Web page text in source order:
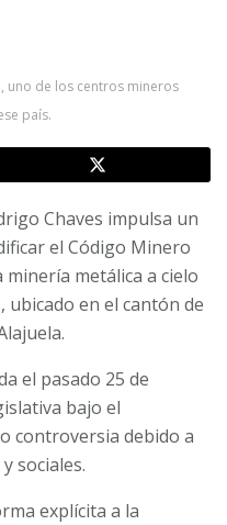
uno de los centros mineros
país.
Chaves impulsa un
el Código Minero
metálica a cielo
en el cantón de
el pasado 25 de
bajo el
controversia debido a
sociales.
explícita a la